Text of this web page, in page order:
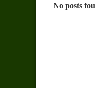
No posts